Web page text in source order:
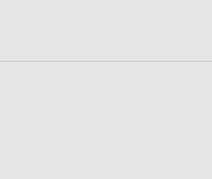
verbouwde boerderij met
met de gehele groep
met uitzicht op de tuin.